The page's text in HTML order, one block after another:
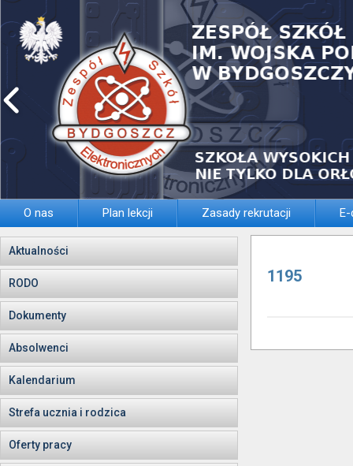
O nas Plan lekcji Zasady rekrutacji
Aktualności
RODO
Dokumenty
Absolwenci
Kalendarium
Strefa ucznia i rodzica
Oferty pracy
1195